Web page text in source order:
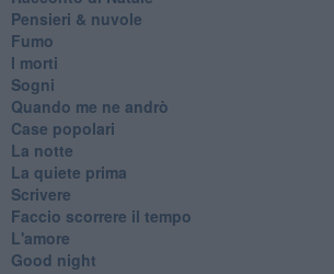
Pensieri & nuvole
Fumo
I morti
Sogni
Quando me ne andrò
Case popolari
La notte
La quiete prima
Scrivere
Faccio scorrere il tempo
L'amore
Good night